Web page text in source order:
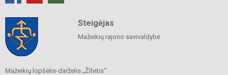
Steigėjas
Mažeikių rajono savivaldybė
Mažeikių lopšelis-darželis „Žilvitis“